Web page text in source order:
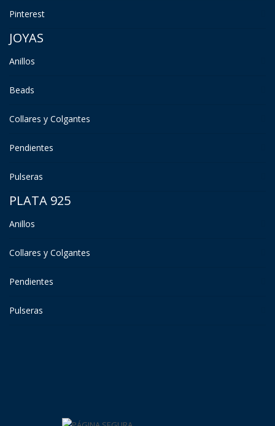
Pinterest
JOYAS
Anillos
Beads
Collares y Colgantes
Pendientes
Pulseras
PLATA 925
Anillos
Collares y Colgantes
Pendientes
Pulseras